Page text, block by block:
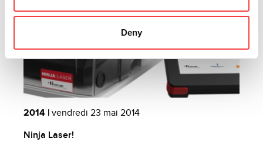
Deny
2014 | vendredi 23 mai 2014
Ninja Laser!